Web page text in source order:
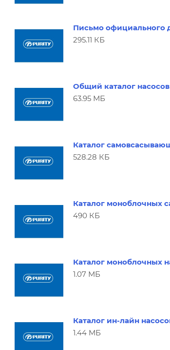
Письмо официального
295.11 КБ
Общий каталог насосов
63.95 МБ
Каталог
528.28 КБ
Каталог моноблочных
490 КБ
Каталог моноблочных
1.07 МБ
Каталог ин-лайн
1.44 МБ